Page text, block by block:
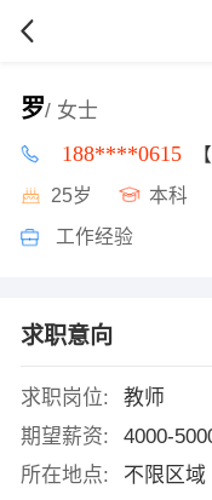
罗/ 女士
188****0615
25岁 本科
工作经验
求职意向
求职岗位:
教师
期望薪资:
4000-
所在地点:
不限区域